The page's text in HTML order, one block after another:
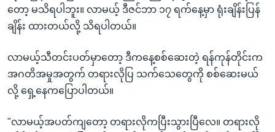
တော့ မသိရပါဘူး။ လာမယ့် ဒီဇင်ဘာ ၁၇ ရက်နေ့မှာ ရုံးချိန်းပြန်
ချိန်း ထားတယ်လို့ သိရပါတယ်။
လာမယ့်သီတင်းပတ်မှာတော့ ဒီကနေ့စစ်ဆေးတဲ့ ရန်ကုန်တိုင်းက
အဂတိအမှုအတွက် တရားလိုပြ သက်သေတွေကို စစ်ဆေးမယ်
လို့ ရှေ့နေကပြောပါတယ်။
"လာမယ့်အပတ်ကျတော့ တရားလိုကပြီးသွားပြီလေ။ တရားလို